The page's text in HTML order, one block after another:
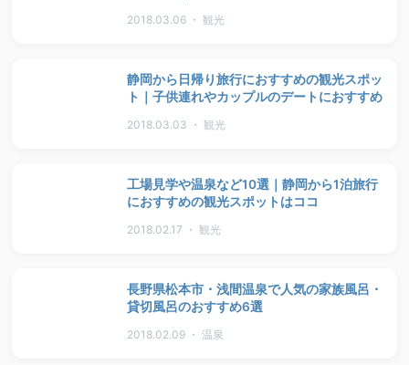
2018.03.06 ・ 観光
静岡から日帰り旅行におすすめの観光スポッ
ト｜子供連れやカップルのデートにおすすめ
2018.03.03 ・ 観光
工場見学や温泉など10選｜静岡から1泊旅行
におすすめの観光スポットはココ
2018.02.17 ・ 観光
長野県松本市・浅間温泉で人気の家族風呂・
貸切風呂のおすすめ6選
2018.02.09 ・ 温泉